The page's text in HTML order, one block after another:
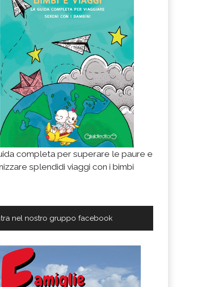
completa per superare le paure e
splendidi viaggi con i bimbi
nel nostro gruppo facebook